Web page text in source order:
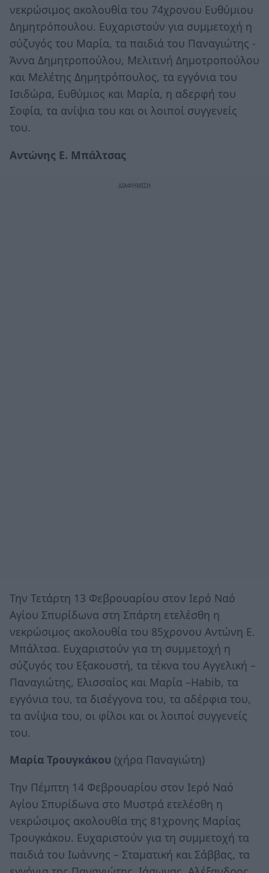
νεκρώσιμος ακολουθία του 74χρονου Ευθύμιου
Δημητρόπουλου. Ευχαριστούν για συμμετοχή η
σύζυγός του Μαρία, τα παιδιά του Παναγιώτης -
Άννα Δημητροπούλου, Μελιτινή Δημοτροπούλου
και Μελέτης Δημητρόπουλος, τα εγγόνια του
Ισιδώρα, Ευθύμιος και Μαρία, η αδερφή του
Σοφία, τα ανίψια του και οι λοιποί συγγενείς
του.
Αντώνης Ε. Μπάλτσας
Την Τετάρτη 13 Φεβρουαρίου στον Ιερό Ναό
Αγίου Σπυρίδωνα στη Σπάρτη ετελέσθη η
νεκρώσιμος ακολουθία του 85χρονου Αντώνη Ε.
Μπάλτσα. Ευχαριστούν για τη συμμετοχή η
σύζυγός του Εξακουστή, τα τέκνα του Αγγελική –
Παναγιώτης, Ελισσαίος και Μαρία –Habib, τα
εγγόνια του, τα δισέγγονα του, τα αδέρφια του,
τα ανίψια του, οι φίλοι και οι λοιποί συγγενείς
του.
Μαρία Τρουγκάκου (χήρα Παναγιώτη)
Την Πέμπτη 14 Φεβρουαρίου στον Ιερό Ναό
Αγίου Σπυρίδωνα στο Μυστρά ετελέσθη η
νεκρώσιμος ακολουθία της 81χρονης Μαρίας
Τρουγκάκου. Ευχαριστούν για τη συμμετοχή τα
παιδιά του Ιωάννης – Σταματική και Σάββας, τα